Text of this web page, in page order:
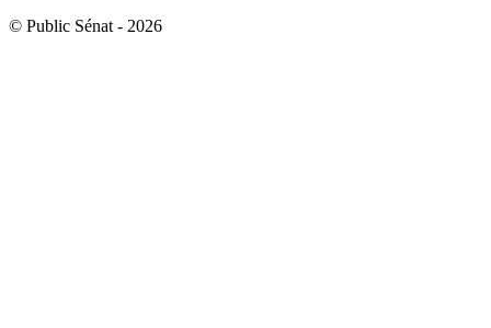
© Public Sénat - 2026